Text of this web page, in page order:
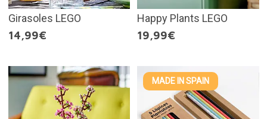
Girasoles LEGO
14,99€
Happy Plants LEGO
19,99€
MADE IN SPAIN